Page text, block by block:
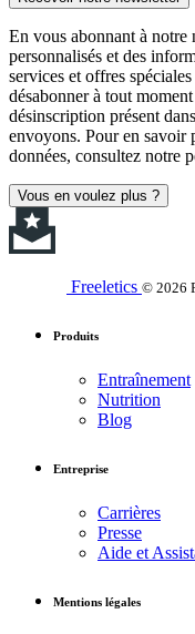
En vous abonnant à notre
personnalisés et des
services et offres
désabonner à tout
désinscription présent
envoyons. Pour en savoir
données, consultez notre
Vous en voulez plus ?
Freeletics © 2026
Produits
Entraînement
Nutrition
Blog
Entreprise
Carrières
Presse
Aide et
Mentions légales